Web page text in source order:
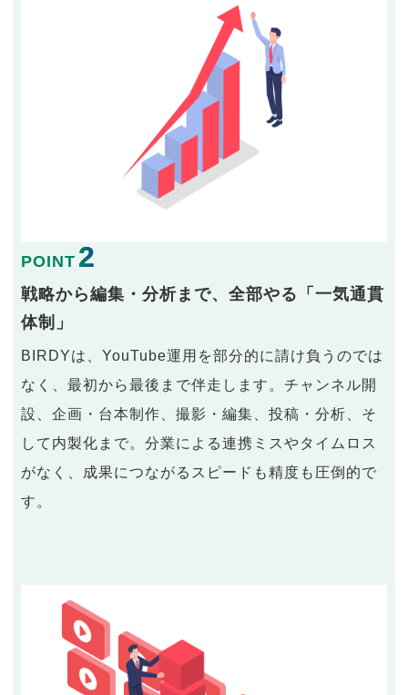
POINT 2
戦略から編集・分析まで、全部やる「一気通貫
体制」
BIRDYは、YouTube運用を部分的に請け負うのでは
なく、最初から最後まで伴走します。チャンネル開
設、企画・台本制作、撮影・編集、投稿・分析、そ
して内製化まで。分業による連携ミスやタイムロス
がなく、成果につながるスピードも精度も圧倒的で
す。